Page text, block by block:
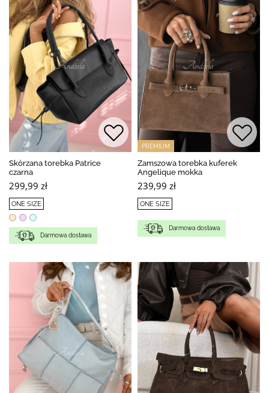
Skórzana torebka Patrice
czarna
299,99 zł
ONE SIZE
Darmowa dostawa
PREMIUM
Zamszowa torebka kuferek
Angelique mokka
239,99 zł
ONE SIZE
Darmowa dostawa